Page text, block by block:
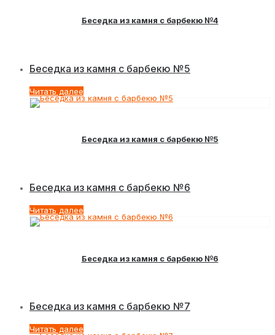
Беседка из камня с барбекю №4
Беседка из камня с барбекю №5
Читать далее
Беседка из камня с барбекю №5
Беседка из камня с барбекю №6
Читать далее
Беседка из камня с барбекю №6
Беседка из камня с барбекю №7
Читать далее